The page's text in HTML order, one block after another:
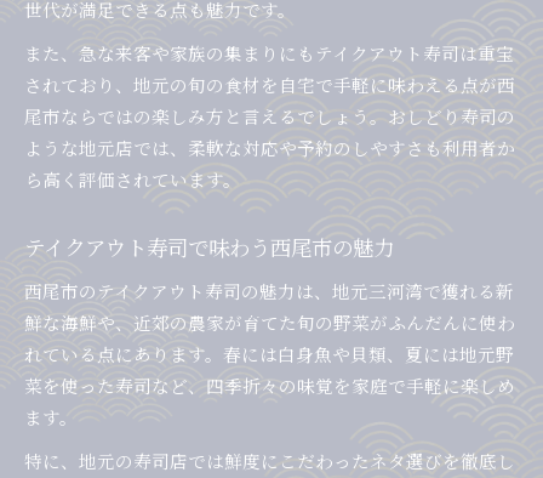
世代が満足できる点も魅力です。
また、急な来客や家族の集まりにもテイクアウト寿司は重宝
されており、地元の旬の食材を自宅で手軽に味わえる点が西
尾市ならではの楽しみ方と言えるでしょう。おしどり寿司の
ような地元店では、柔軟な対応や予約のしやすさも利用者か
ら高く評価されています。
テイクアウト寿司で味わう西尾市の魅力
西尾市のテイクアウト寿司の魅力は、地元三河湾で獲れる新
鮮な海鮮や、近郊の農家が育てた旬の野菜がふんだんに使わ
れている点にあります。春には白身魚や貝類、夏には地元野
菜を使った寿司など、四季折々の味覚を家庭で手軽に楽しめ
ます。
特に、地元の寿司店では鮮度にこだわったネタ選びを徹底し